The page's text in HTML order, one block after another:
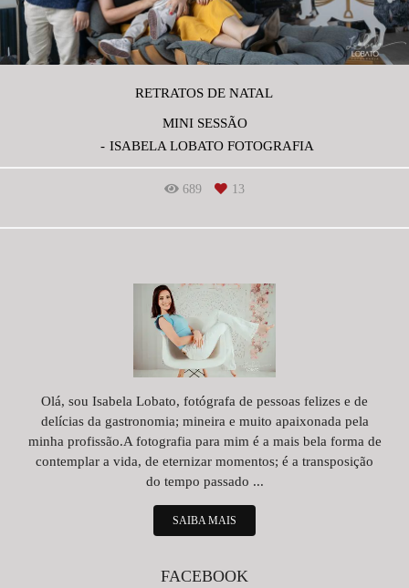
RETRATOS DE NATAL
MINI SESSÃO
ISABELA LOBATO FOTOGRAFIA
689 13
Olá, sou Isabela Lobato, fotógrafa de pessoas felizes e de
delícias da gastronomia; mineira e muito apaixonada pela
minha profissão.A fotografia para mim é a mais bela forma de
contemplar a vida, de eternizar momentos; é a transposição
do tempo passado ...
SAIBA MAIS
FACEBOOK